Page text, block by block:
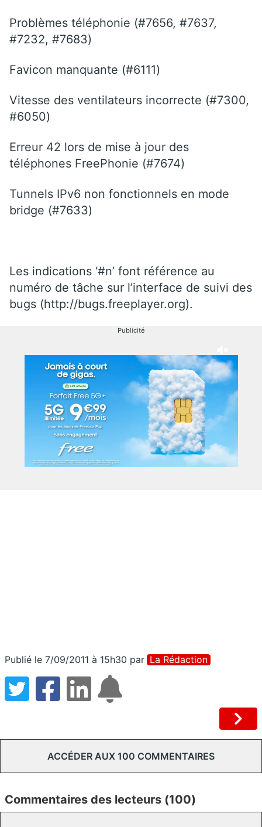
Problèmes téléphonie (#7656, #7637,
#7232, #7683)
Favicon manquante (#6111)
Vitesse des ventilateurs incorrecte (#7300,
#6050)
Erreur 42 lors de mise à jour des
téléphones FreePhonie (#7674)
Tunnels IPv6 non fonctionnels en mode
bridge (#7633)
Les indications ‘#n’ font référence au
numéro de tâche sur l’interface de suivi des
bugs (http://bugs.freeplayer.org).
Publicité
Publié le 7/09/2011 à 15h30 par La Rédaction
ACCÉDER AUX 100 COMMENTAIRES
Commentaires des lecteurs (100)